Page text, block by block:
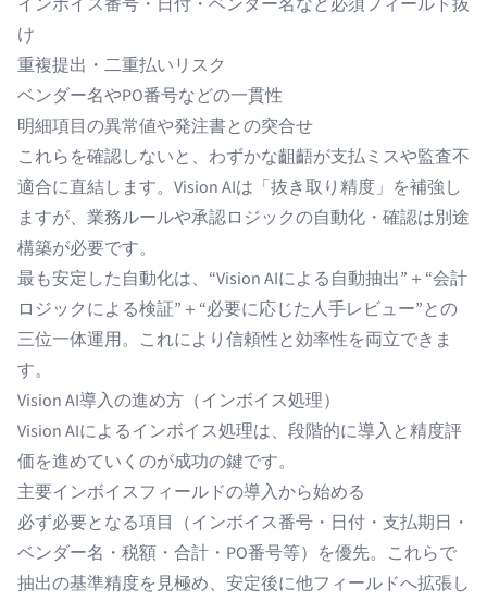
け
重複提出・二重払いリスク
ベンダー名やPO番号などの一貫性
明細項目の異常値や発注書との突合せ
これらを確認しないと、わずかな齟齬が支払ミスや監査不
適合に直結します。Vision AIは「抜き取り精度」を補強し
ますが、業務ルールや承認ロジックの自動化・確認は別途
構築が必要です。
最も安定した自動化は、“Vision AIによる自動抽出”＋“会計
ロジックによる検証”＋“必要に応じた人手レビュー”との
三位一体運用。これにより信頼性と効率性を両立できま
す。
Vision AI導入の進め方（インボイス処理）
Vision AIによるインボイス処理は、段階的に導入と精度評
価を進めていくのが成功の鍵です。
主要インボイスフィールドの導入から始める
必ず必要となる項目（インボイス番号・日付・支払期日・
ベンダー名・税額・合計・PO番号等）を優先。これらで
抽出の基準精度を見極め、安定後に他フィールドへ拡張し